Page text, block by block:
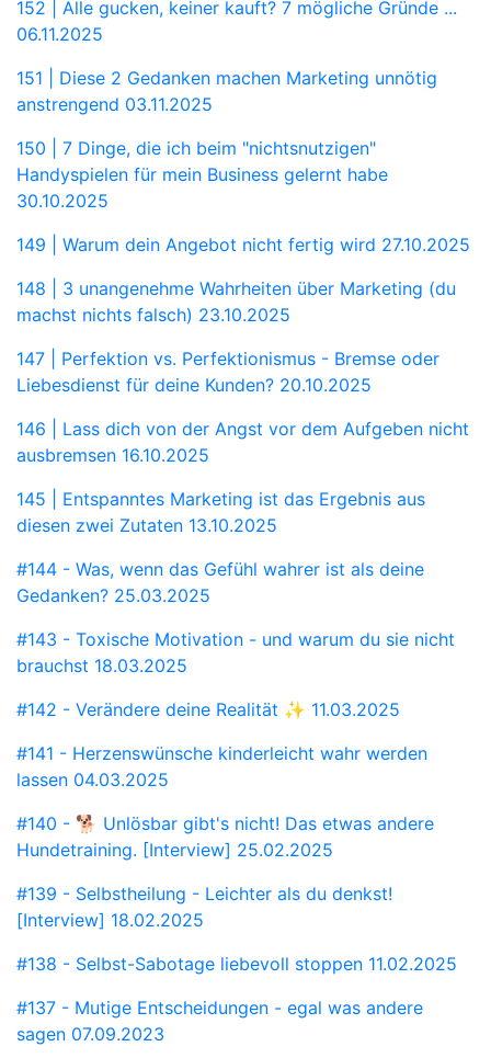
152 | Alle gucken, keiner kauft? 7 mögliche Gründe ...
06.11.2025
151 | Diese 2 Gedanken machen Marketing unnötig
anstrengend 03.11.2025
150 | 7 Dinge, die ich beim "nichtsnutzigen"
Handyspielen für mein Business gelernt habe
30.10.2025
149 | Warum dein Angebot nicht fertig wird 27.10.2025
148 | 3 unangenehme Wahrheiten über Marketing (du
machst nichts falsch) 23.10.2025
147 | Perfektion vs. Perfektionismus - Bremse oder
Liebesdienst für deine Kunden? 20.10.2025
146 | Lass dich von der Angst vor dem Aufgeben nicht
ausbremsen 16.10.2025
145 | Entspanntes Marketing ist das Ergebnis aus
diesen zwei Zutaten 13.10.2025
#144 - Was, wenn das Gefühl wahrer ist als deine
Gedanken? 25.03.2025
#143 - Toxische Motivation - und warum du sie nicht
brauchst 18.03.2025
#142 - Verändere deine Realität ✨ 11.03.2025
#141 - Herzenswünsche kinderleicht wahr werden
lassen 04.03.2025
#140 - 🐕 Unlösbar gibt's nicht! Das etwas andere
Hundetraining. [Interview] 25.02.2025
#139 - Selbstheilung - Leichter als du denkst!
[Interview] 18.02.2025
#138 - Selbst-Sabotage liebevoll stoppen 11.02.2025
#137 - Mutige Entscheidungen - egal was andere
sagen 07.09.2023